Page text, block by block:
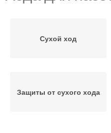
Сухой ход
Защиты от сухого хода